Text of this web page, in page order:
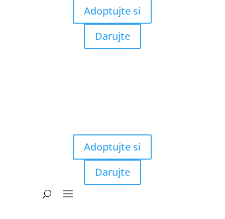
Adoptujte si
Darujte
Adoptujte si
Darujte